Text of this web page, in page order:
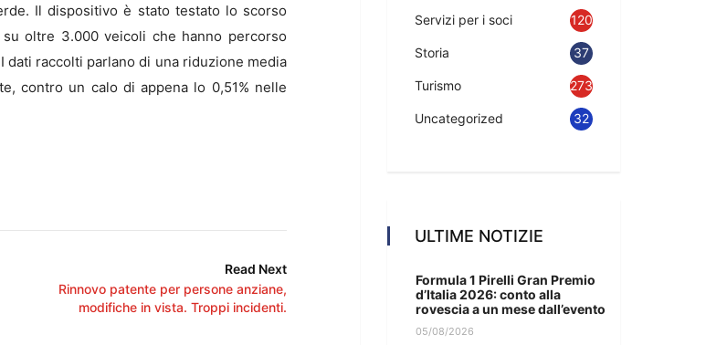
Il dispositivo è stato testato lo scorso
oltre 3.000 veicoli che hanno percorso
raccolti parlano di una riduzione media
contro un calo di appena lo 0,51% nelle
Read Next
Rinnovo patente per persone anziane,
modifiche in vista. Troppi incidenti.
Servizi per i soci 120
Storia 37
Turismo 273
Uncategorized 32
ULTIME NOTIZIE
Formula 1 Pirelli Gran Premio
d’Italia 2026: conto alla
rovescia a un mese dall’evento
05/08/2026